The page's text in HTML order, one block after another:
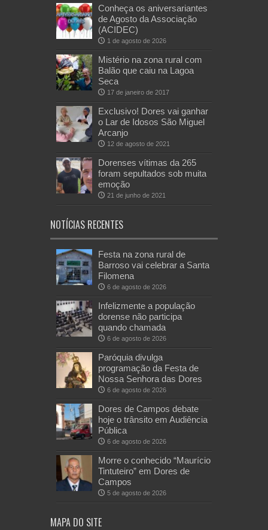
Conheça os aniversariantes
de Agosto da Associação
(ACIDEC)
1 de agosto de 2026
Mistério na zona rural com
Balão que caiu na Lagoa
Seca
17 de janeiro de 2017
Exclusivo! Dores vai ganhar
o Lar de Idosos São Miguel
Arcanjo
12 de agosto de 2021
Dorenses vítimas da 265
foram sepultados sob muita
emoção
21 de junho de 2021
NOTÍCIAS RECENTES
Festa na zona rural de
Barroso vai celebrar a Santa
Filomena
6 de agosto de 2026
Infelizmente a população
dorense não participa
quando chamada
6 de agosto de 2026
Paróquia divulga
programação da Festa de
Nossa Senhora das Dores
6 de agosto de 2026
Dores de Campos debate
hoje o trânsito em Audiência
Pública
6 de agosto de 2026
Morre o conhecido “Maurício
Tintuteiro” em Dores de
Campos
5 de agosto de 2026
MAPA DO SITE